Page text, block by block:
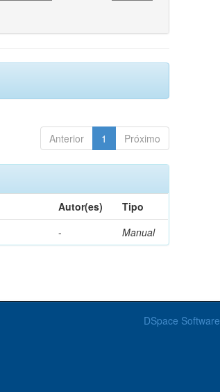
Anterior 1 Próximo
Autor(es)
Tipo
- Manual
DSpace Software